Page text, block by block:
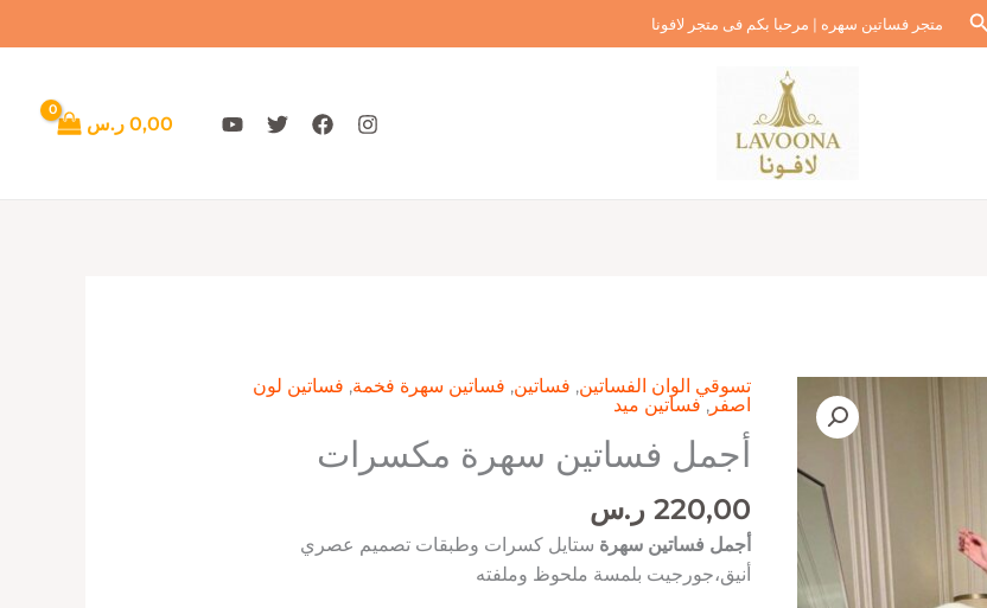
البحثمتجر فساتين سهره | مرحبا بكم فى متجر لافونا
0,00 ر.س
تسوقي الوان الفساتين, فساتين, فساتين سهرة فخمة, فساتين لون
اصفر, فساتين ميد
أجمل فساتين سهرة مكسرات
220,00 ر.س
أجمل فساتين سهرة ستايل كسرات وطبقات تصميم عصري
أنيق،جورجيت بلمسة ملحوظ وملفته